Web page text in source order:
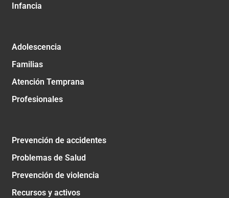
Infancia
Adolescencia
Familias
Atención Temprana
Profesionales
Prevención de accidentes
Problemas de Salud
Prevención de violencia
Recursos y activos